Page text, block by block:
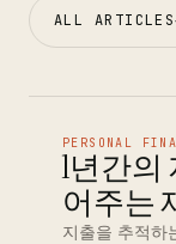
ALL ARTICLES
PERSONAL
1년간의
어주는
지출을 추적하